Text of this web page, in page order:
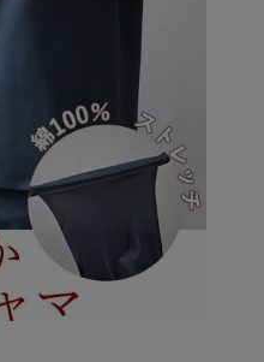
秋
ジャマ
レッチ
カタログギフト
半袖